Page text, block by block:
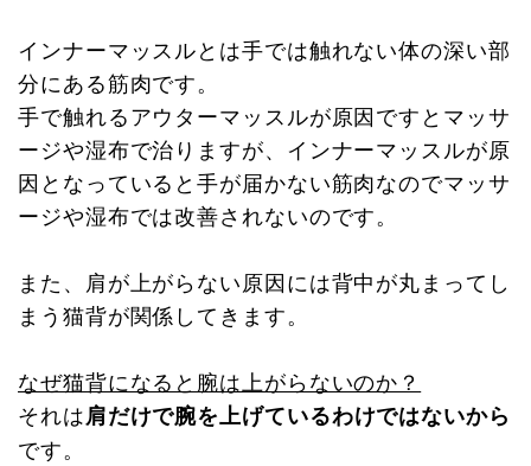
インナーマッスルとは手では触れない体の深い部
分にある筋肉です。
手で触れるアウターマッスルが原因ですとマッサ
ージや湿布で治りますが、インナーマッスルが原
因となっていると手が届かない筋肉なのでマッサ
ージや湿布では改善されないのです。
また、肩が上がらない原因には背中が丸まってし
まう猫背が関係してきます。
なぜ猫背になると腕は上がらないのか？
それは肩だけで腕を上げているわけではないから
です。